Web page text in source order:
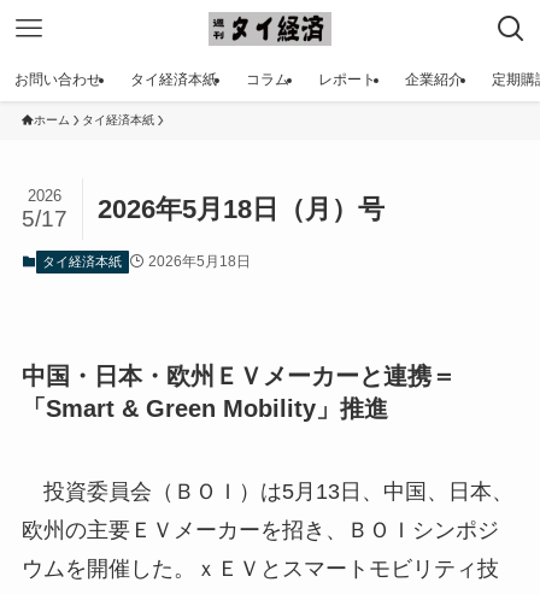
お問い合わせ タイ経済本紙 コラム レポート 企業紹介 定期購
ホーム タイ経済本紙
2026年5月18日（月）号
2026
5/17
タイ経済本紙 2026年5月18日
中国・日本・欧州ＥＶメーカーと連携＝
「Smart & Green Mobility」推進
投資委員会（ＢＯＩ）は5月13日、中国、日本、
欧州の主要ＥＶメーカーを招き、ＢＯＩシンポジ
ウムを開催した。ｘＥＶとスマートモビリティ技